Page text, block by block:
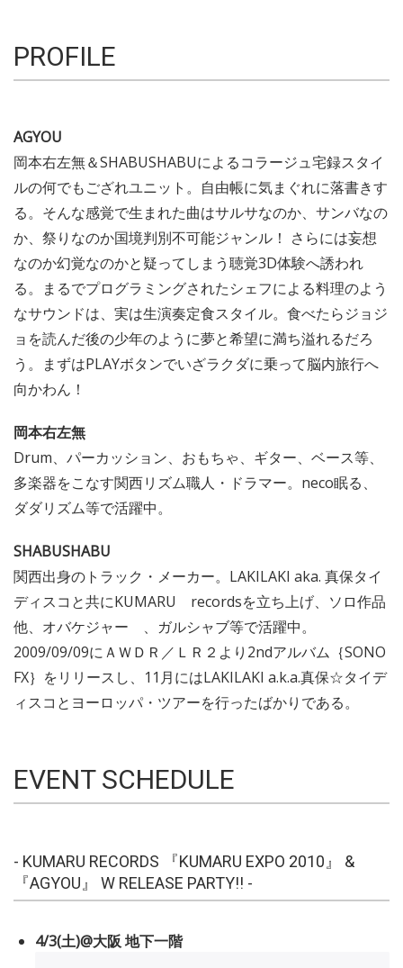
PROFILE
AGYOU
岡本右左無＆SHABUSHABUによるコラージュ宅録スタイ
ルの何でもござれユニット。自由帳に気まぐれに落書きす
る。そんな感覚で生まれた曲はサルサなのか、サンバなの
か、祭りなのか国境判別不可能ジャンル！ さらには妄想
なのか幻覚なのかと疑ってしまう聴覚3D体験へ誘われ
る。まるでプログラミングされたシェフによる料理のよう
なサウンドは、実は生演奏定食スタイル。食べたらジョジ
ョを読んだ後の少年のように夢と希望に満ち溢れるだろ
う。まずはPLAYボタンでいざラクダに乗って脳内旅行へ
向かわん！
岡本右左無
Drum、パーカッション、おもちゃ、ギター、ベース等、
多楽器をこなす関西リズム職人・ドラマー。neco眠る、
ダダリズム等で活躍中。
SHABUSHABU
関西出身のトラック・メーカー。LAKILAKI aka. 真保タイ
ディスコと共にKUMARU recordsを立ち上げ、ソロ作品
他、オバケジャー 、ガルシャブ等で活躍中。
2009/09/09にＡＷＤＲ／ＬＲ２より2ndアルバム｛SONO
FX｝をリリースし、11月にはLAKILAKI a.k.a.真保☆タイデ
ィスコとヨーロッパ・ツアーを行ったばかりである。
EVENT SCHEDULE
- KUMARU RECORDS 『KUMARU EXPO 2010』 &
『AGYOU』 W RELEASE PARTY!! -
4/3(土)@大阪 地下一階